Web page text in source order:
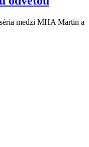
medzi MHA Martin a